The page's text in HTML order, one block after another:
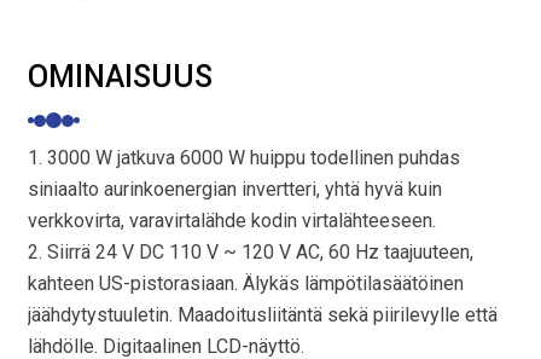
OMINAISUUS
1. 3000 W jatkuva 6000 W huippu todellinen puhdas
siniaalto aurinkoenergian invertteri, yhtä hyvä kuin
verkkovirta, varavirtalähde kodin virtalähteeseen.
2. Siirrä 24 V DC 110 V ~ 120 V AC, 60 Hz taajuuteen,
kahteen US-pistorasiaan. Älykäs lämpötilasäätöinen
jäähdytystuuletin. Maadoitusliitäntä sekä piirilevylle että
lähdölle. Digitaalinen LCD-näyttö.